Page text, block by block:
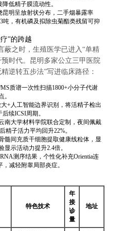
低精子膜流动性。
昆明呈放射状分布，二手烟暴露率
吨，有机磷及拟除虫菊酯类残留可抑
”的跨越
蔽之时，生殖医学已进入“单精
时代。昆明多家公立三甲医院
逆转五步法”写进临床路径：
质谱一次性扫描1800+小分子代谢
。
大+人工智能边界识别，将活精子检出
续ICSI周期。
南大学材料学院联合定制，夜间佩戴
子活力平均回升22%。
髓间充质干细胞提取健康线粒体，显
示活动力提升2.4倍。
测序结果，个性化补充Orientia连
减轻附睾局部炎症。
特色技术
年
接
诊
量
地址